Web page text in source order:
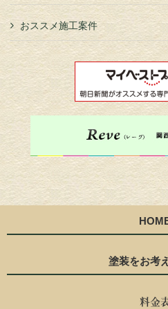
おススメ施工案件
塗装をお考
料金